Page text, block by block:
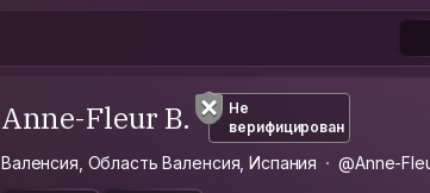
Anne-Fleur B.
Не
верифицирован
Валенсия, Область Валенсия, Испания @Anne-